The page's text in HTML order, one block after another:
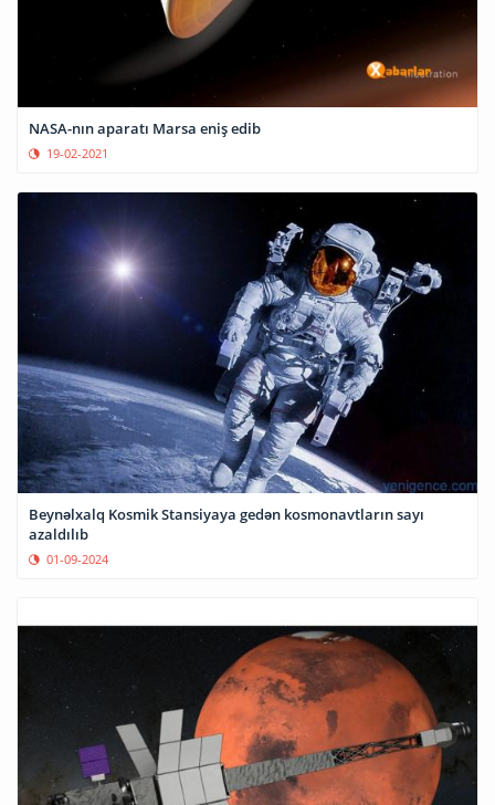
NASA-nın aparatı Marsa eniş edib
19-02-2021
Beynəlxalq Kosmik Stansiyaya gedən kosmonavtların sayı
azaldılıb
01-09-2024